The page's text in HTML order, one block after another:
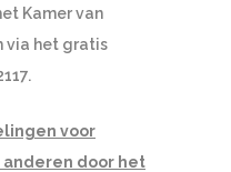
Kamer van
via het gratis
voor
door het